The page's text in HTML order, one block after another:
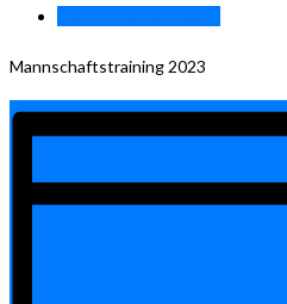
Mannschaftstraining 2023